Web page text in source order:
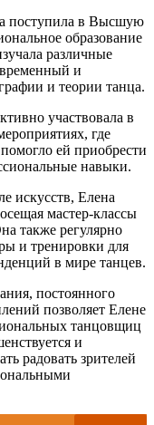
поступила в Высшую
образование
различные
и
и теории танца.
участвовала в
где
ей приобрести
навыки.
искусств, Елена
мастер-классы
также регулярно
и тренировки для
в мире танцев.
постоянного
позволяет Елене
танцовщиц
и
радовать зрителей